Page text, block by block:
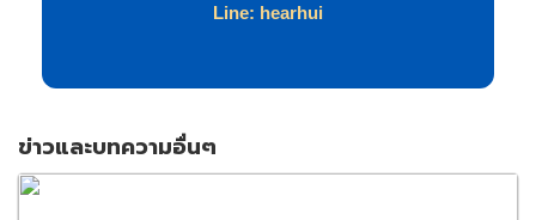
Line: hearhui
ข่าวและบทความอื่นๆ